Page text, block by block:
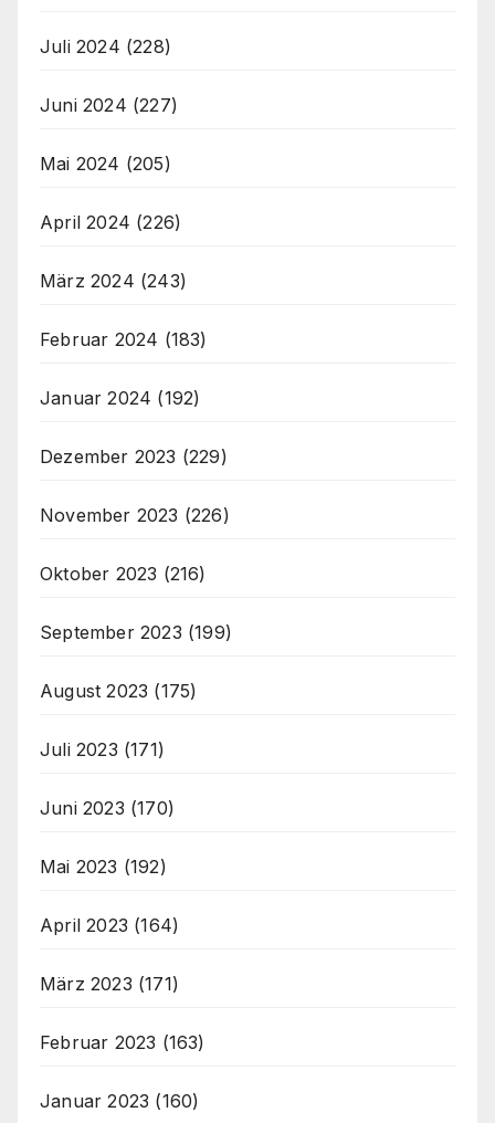
Juli 2024 (228)
Juni 2024 (227)
Mai 2024 (205)
April 2024 (226)
März 2024 (243)
Februar 2024 (183)
Januar 2024 (192)
Dezember 2023 (229)
November 2023 (226)
Oktober 2023 (216)
September 2023 (199)
August 2023 (175)
Juli 2023 (171)
Juni 2023 (170)
Mai 2023 (192)
April 2023 (164)
März 2023 (171)
Februar 2023 (163)
Januar 2023 (160)